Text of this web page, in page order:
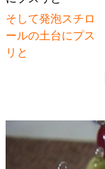
そして発泡スチロ
ールの土台にプス
リと